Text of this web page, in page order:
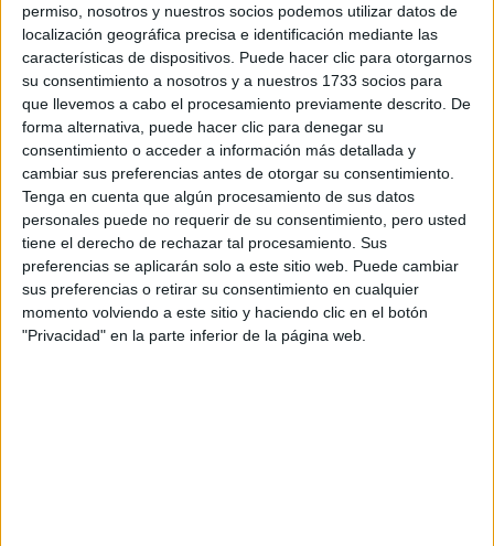
permiso, nosotros y nuestros socios podemos utilizar datos de
localización geográfica precisa e identificación mediante las
características de dispositivos. Puede hacer clic para otorgarnos
su consentimiento a nosotros y a nuestros 1733 socios para
que llevemos a cabo el procesamiento previamente descrito. De
forma alternativa, puede hacer clic para denegar su
consentimiento o acceder a información más detallada y
cambiar sus preferencias antes de otorgar su consentimiento.
Tenga en cuenta que algún procesamiento de sus datos
personales puede no requerir de su consentimiento, pero usted
tiene el derecho de rechazar tal procesamiento. Sus
preferencias se aplicarán solo a este sitio web. Puede cambiar
sus preferencias o retirar su consentimiento en cualquier
momento volviendo a este sitio y haciendo clic en el botón
"Privacidad" en la parte inferior de la página web.
Qué sería lo mejor???
Inicio
Etiquetas: La universidad - un mundo